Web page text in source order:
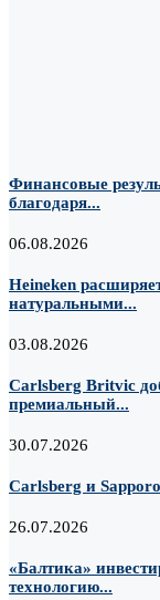
Финансовые
благодаря...
06.08.2026
Heineken
натуральными...
03.08.2026
Carlsberg Britvic
премиальный...
30.07.2026
Carlsberg и
26.07.2026
«Балтика»
технологию...